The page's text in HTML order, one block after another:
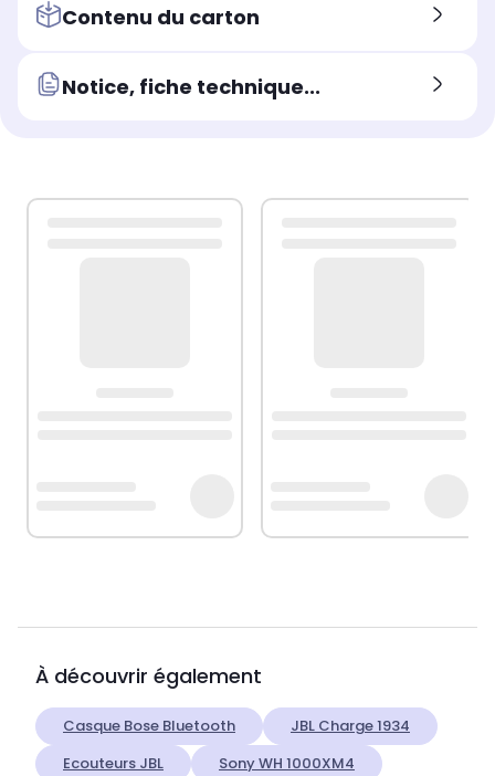
Contenu du carton
Notice, fiche technique...
À découvrir également
Casque Bose Bluetooth
JBL Charge 1934
Ecouteurs JBL
Sony WH 1000XM4